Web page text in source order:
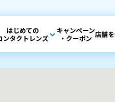
はじめての
ンタクトレンズ
キャンペーン
・クーポン 店舗